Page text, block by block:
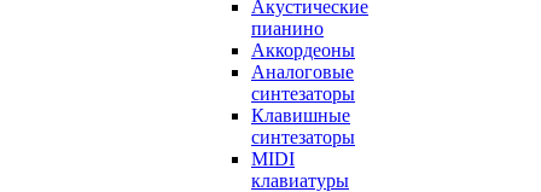
Акустические
пианино
Аккордеоны
Аналоговые
синтезаторы
Клавишные
синтезаторы
MIDI
клавиатуры